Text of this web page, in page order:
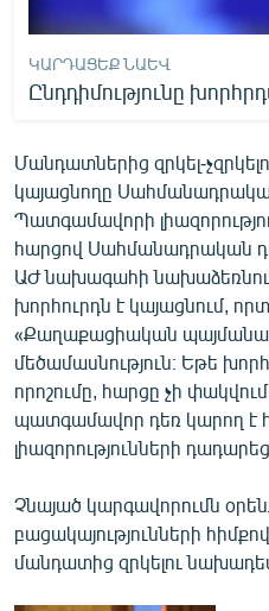
ԿԱՐԴԱՑԵՔ ՆԱԵՎ
Ընդդիմությունը
Մանդատներից զրկել-
կայացնողը
Պատգամավորի
հարցով Սահմանադրական
ԱԺ նախագահի
խորհուրդն է կայացնում,
«Քաղաքացիական
մեծամասնություն։ Եթե
որոշումը, հարցը չի
պատգամավոր դեռ կարող է
լիազորությունների
Չնայած կարգավորումն
բացակայությունների
մանդատից զրկելու նախադեպ